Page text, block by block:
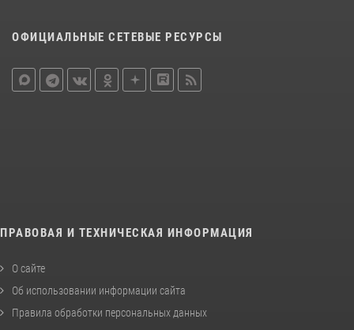
ОФИЦИАЛЬНЫЕ СЕТЕВЫЕ РЕСУРСЫ
ПРАВОВАЯ И ТЕХНИЧЕСКАЯ ИНФОРМАЦИЯ
О сайте
Об использовании информации сайта
Правила обработки персональных данных